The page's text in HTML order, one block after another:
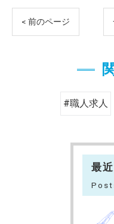
< 前のページ
#職人求人
最